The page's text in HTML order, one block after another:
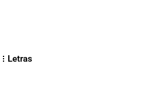
Letras